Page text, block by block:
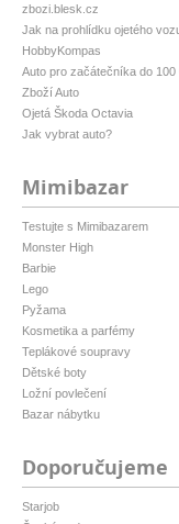
zbozi.blesk.cz
Jak na prohlídku ojetého
HobbyKompas
Auto pro začátečníka do 100
Zboží Auto
Ojetá Škoda Octavia
Jak vybrat auto?
Mimibazar
Testujte s Mimibazarem
Monster High
Barbie
Lego
Pyžama
Kosmetika a parfémy
Teplákové soupravy
Dětské boty
Ložní povlečení
Bazar nábytku
Doporučujeme
Starjob